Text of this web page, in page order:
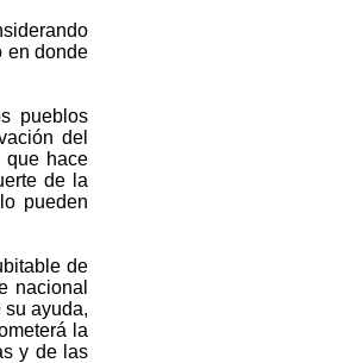
en donde
pueblos
del
que hace
de la
pueden
de
nacional
ayuda,
la
y de las